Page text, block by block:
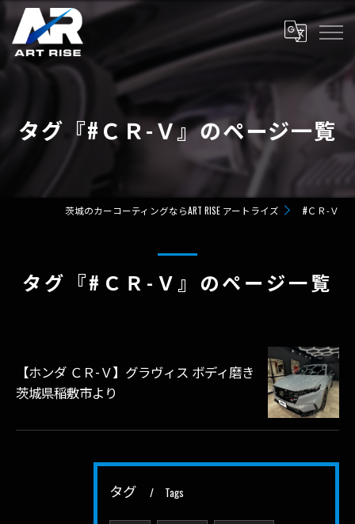
タグ『#ＣＲ-Ｖ』のページ一覧
茨城のカーコーティングならART RISE アートライズ #ＣＲ-Ｖ
タグ『#ＣＲ-Ｖ』のページ一覧
【ホンダ ＣＲ-Ｖ】グラヴィス ボディ磨き
茨城県稲敷市より
タグ Tags